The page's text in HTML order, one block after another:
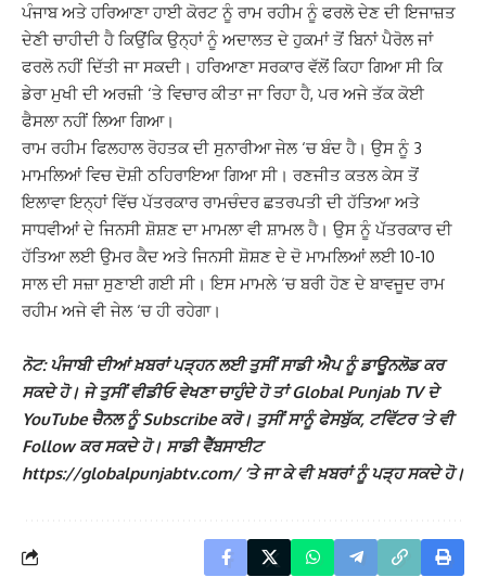
ਪੰਜਾਬ ਅਤੇ ਹਰਿਆਣਾ ਹਾਈ ਕੋਰਟ ਨੂੰ ਰਾਮ ਰਹੀਮ ਨੂੰ ਫਰਲੋ ਦੇਣ ਦੀ ਇਜਾਜ਼ਤ
ਦੇਣੀ ਚਾਹੀਦੀ ਹੈ ਕਿਉਂਕਿ ਉਨ੍ਹਾਂ ਨੂੰ ਅਦਾਲਤ ਦੇ ਹੁਕਮਾਂ ਤੋਂ ਬਿਨਾਂ ਪੈਰੋਲ ਜਾਂ
ਫਰਲੋ ਨਹੀਂ ਦਿੱਤੀ ਜਾ ਸਕਦੀ। ਹਰਿਆਣਾ ਸਰਕਾਰ ਵੱਲੋਂ ਕਿਹਾ ਗਿਆ ਸੀ ਕਿ
ਡੇਰਾ ਮੁਖੀ ਦੀ ਅਰਜ਼ੀ ‘ਤੇ ਵਿਚਾਰ ਕੀਤਾ ਜਾ ਰਿਹਾ ਹੈ, ਪਰ ਅਜੇ ਤੱਕ ਕੋਈ
ਫੈਸਲਾ ਨਹੀਂ ਲਿਆ ਗਿਆ।
ਰਾਮ ਰਹੀਮ ਫਿਲਹਾਲ ਰੋਹਤਕ ਦੀ ਸੁਨਾਰੀਆ ਜੇਲ ‘ਚ ਬੰਦ ਹੈ। ਉਸ ਨੂੰ 3
ਮਾਮਲਿਆਂ ਵਿਚ ਦੋਸ਼ੀ ਠਹਿਰਾਇਆ ਗਿਆ ਸੀ। ਰਣਜੀਤ ਕਤਲ ਕੇਸ ਤੋਂ
ਇਲਾਵਾ ਇਨ੍ਹਾਂ ਵਿੱਚ ਪੱਤਰਕਾਰ ਰਾਮਚੰਦਰ ਛਤਰਪਤੀ ਦੀ ਹੱਤਿਆ ਅਤੇ
ਸਾਧਵੀਆਂ ਦੇ ਜਿਨਸੀ ਸ਼ੋਸ਼ਣ ਦਾ ਮਾਮਲਾ ਵੀ ਸ਼ਾਮਲ ਹੈ। ਉਸ ਨੂੰ ਪੱਤਰਕਾਰ ਦੀ
ਹੱਤਿਆ ਲਈ ਉਮਰ ਕੈਦ ਅਤੇ ਜਿਨਸੀ ਸ਼ੋਸ਼ਣ ਦੇ ਦੋ ਮਾਮਲਿਆਂ ਲਈ 10-10
ਸਾਲ ਦੀ ਸਜ਼ਾ ਸੁਣਾਈ ਗਈ ਸੀ। ਇਸ ਮਾਮਲੇ ‘ਚ ਬਰੀ ਹੋਣ ਦੇ ਬਾਵਜੂਦ ਰਾਮ
ਰਹੀਮ ਅਜੇ ਵੀ ਜੇਲ ‘ਚ ਹੀ ਰਹੇਗਾ।
ਨੋਟ: ਪੰਜਾਬੀ ਦੀਆਂ ਖ਼ਬਰਾਂ ਪੜ੍ਹਨ ਲਈ ਤੁਸੀਂ ਸਾਡੀ ਐਪ ਨੂੰ ਡਾਊਨਲੋਡ ਕਰ
ਸਕਦੇ ਹੋ। ਜੇ ਤੁਸੀਂ ਵੀਡੀਓ ਵੇਖਣਾ ਚਾਹੁੰਦੇ ਹੋ ਤਾਂ Global Punjab TV ਦੇ
YouTube ਚੈਨਲ ਨੂੰ Subscribe ਕਰੋ। ਤੁਸੀਂ ਸਾਨੂੰ ਫੇਸਬੁੱਕ, ਟਵਿੱਟਰ ‘ਤੇ ਵੀ
Follow ਕਰ ਸਕਦੇ ਹੋ। ਸਾਡੀ ਵੈੱਬਸਾਈਟ
https://globalpunjabtv.com/ ‘ਤੇ ਜਾ ਕੇ ਵੀ ਖ਼ਬਰਾਂ ਨੂੰ ਪੜ੍ਹ ਸਕਦੇ ਹੋ।